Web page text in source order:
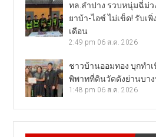
ทล.ลำปาง รวบหนุ่มฉี่ม่ว
ยาบ้า-ไอซ์ ไม่เข็ด! รับเพิ่
เดือน
2:49 pm 06 ส.ค. 2026
ชาวบ้านออมทอง บุกทำ
พิพาทที่ดินวัดดังย่านบาง
1:48 pm 06 ส.ค. 2026